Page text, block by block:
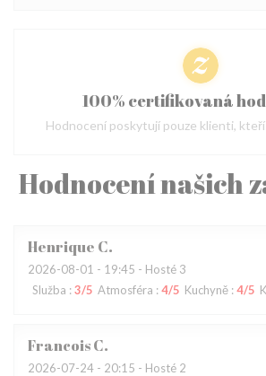
Hodnocení našich
Henrique C
2026-08-01 - 19:45 - Hosté 3
Služba : 3/5 Atmosféra : 4/5 Kuchyně : 4/5
FrancoisC
2026-07-24 - 20:15 - Hosté 2
100% certifikovaná
Hodnocení poskytují pouze klienti,